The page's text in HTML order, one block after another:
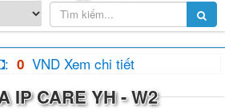
: 0 VND Xem chi tiết
IP CARE YH - W2